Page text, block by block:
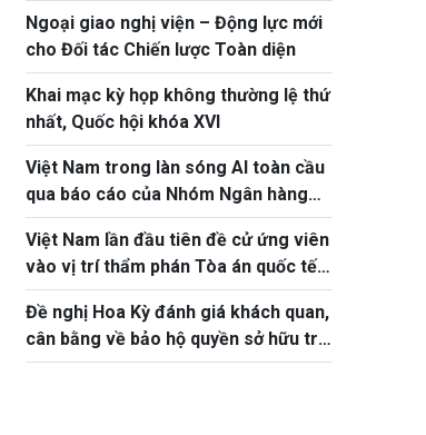
Ngoại giao nghị viện – Động lực mới
cho Đối tác Chiến lược Toàn diện
Khai mạc kỳ họp không thường lệ thứ
nhất, Quốc hội khóa XVI
Việt Nam trong làn sóng AI toàn cầu
qua báo cáo của Nhóm Ngân hàng
Thế giới
Việt Nam lần đầu tiên đề cử ứng viên
vào vị trí thẩm phán Tòa án quốc tế
về Luật biển
Đề nghị Hoa Kỳ đánh giá khách quan,
cân bằng về bảo hộ quyền sở hữu trí
tuệ ở Việt Nam